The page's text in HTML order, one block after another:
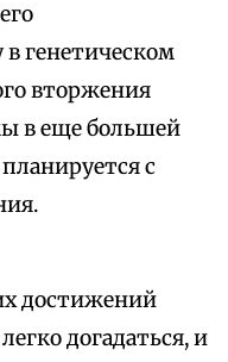
генетическом
вторжения
в еще большей
с
достижений
догадаться, и